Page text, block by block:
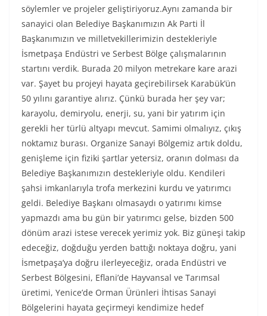
söylemler ve projeler geliştiriyoruz.Aynı zamanda bir
sanayici olan Belediye Başkanımızın Ak Parti İl
Başkanımızın ve milletvekillerimizin destekleriyle
İsmetpaşa Endüstri ve Serbest Bölge çalışmalarının
startını verdik. Burada 20 milyon metrekare kare arazi
var. Şayet bu projeyi hayata geçirebilirsek Karabük’ün
50 yılını garantiye alırız. Çünkü burada her şey var;
karayolu, demiryolu, enerji, su, yani bir yatırım için
gerekli her türlü altyapı mevcut. Samimi olmalıyız, çıkış
noktamız burası. Organize Sanayi Bölgemiz artık doldu,
genişleme için fiziki şartlar yetersiz, oranın dolması da
Belediye Başkanımızın destekleriyle oldu. Kendileri
şahsi imkanlarıyla trofa merkezini kurdu ve yatırımcı
geldi. Belediye Başkanı olmasaydı o yatırımı kimse
yapmazdı ama bu gün bir yatırımcı gelse, bizden 500
dönüm arazi istese verecek yerimiz yok. Biz güneşi takip
edeceğiz, doğduğu yerden battığı noktaya doğru, yani
İsmetpaşa’ya doğru ilerleyeceğiz, orada Endüstri ve
Serbest Bölgesini, Eflani’de Hayvansal ve Tarımsal
üretimi, Yenice’de Orman Ürünleri İhtisas Sanayi
Bölgelerini hayata geçirmeyi kendimize hedef